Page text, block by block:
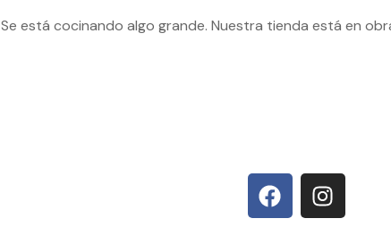
Se está cocinando algo grande. Nuestra tienda está en